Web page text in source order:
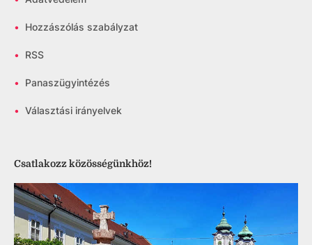
• Hozzászólás szabályzat
• RSS
• Panaszügyintézés
• Választási irányelvek
Csatlakozz közösségünkhöz!